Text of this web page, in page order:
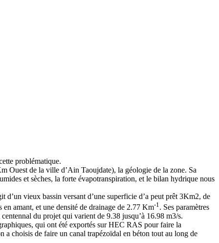
problématique.
Ouest de la ville d’Ain Taoujdate), la géologie de la zone. Sa
et sèches, la forte évapotranspiration, et le bilan hydrique nous
vieux bassin versant d’une superficie d’a peut prêt 3Km2, de
amant, et une densité de drainage de 2.77 Km-1. Ses paramètres
du projet qui varient de 9.38 jusqu’à 16.98 m3/s.
qui ont été exportés sur HEC RAS pour faire la
a choisis de faire un canal trapézoïdal en béton tout au long de